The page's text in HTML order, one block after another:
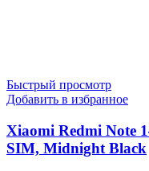
Быстрый просмотр
Добавить в избранное
Xiaomi Redmi Note
SIM, Midnight Black